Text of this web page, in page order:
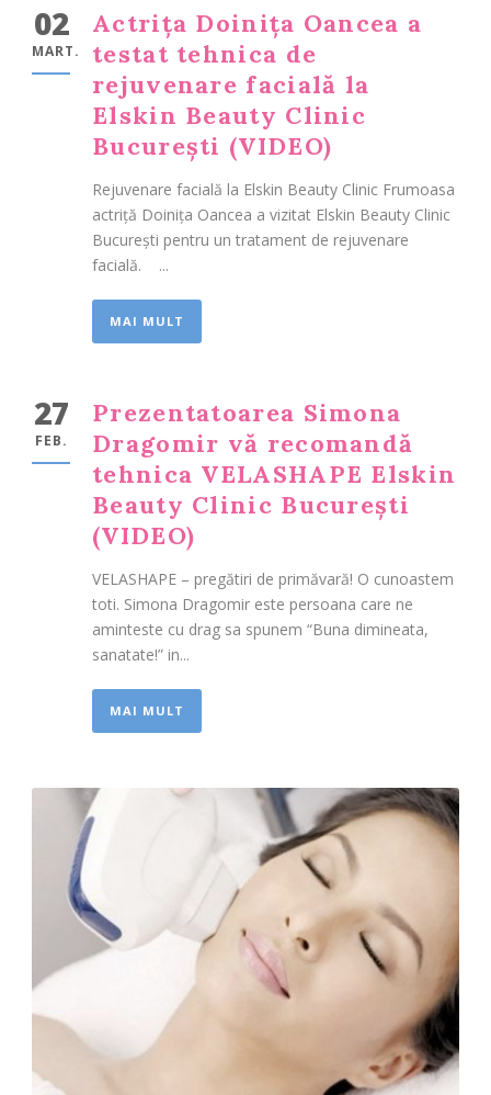
02
MART.
Actrița Doinița Oancea a
testat tehnica de
rejuvenare facială la
Elskin Beauty Clinic
București (VIDEO)
Rejuvenare facială la Elskin Beauty Clinic Frumoasa
actriță Doinița Oancea a vizitat Elskin Beauty Clinic
București pentru un tratament de rejuvenare
facială. ...
MAI MULT
27
FEB.
Prezentatoarea Simona
Dragomir vă recomandă
tehnica VELASHAPE Elskin
Beauty Clinic București
(VIDEO)
VELASHAPE – pregătiri de primăvară! O cunoastem
toti. Simona Dragomir este persoana care ne
aminteste cu drag sa spunem “Buna dimineata,
sanatate!” in...
MAI MULT